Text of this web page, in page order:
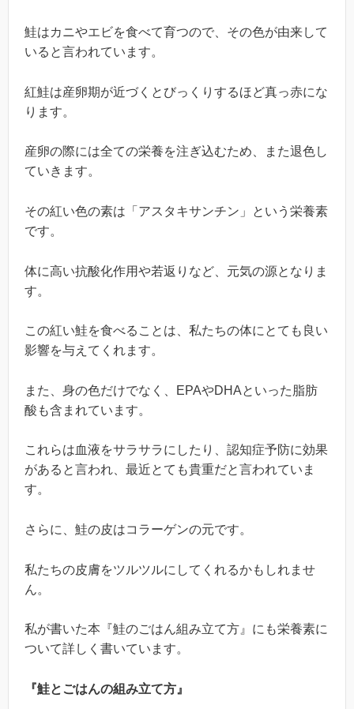
鮭はカニやエビを食べて育つので、その色が由来して
いると言われています。
紅鮭は産卵期が近づくとびっくりするほど真っ赤にな
ります。
産卵の際には全ての栄養を注ぎ込むため、また退色し
ていきます。
その紅い色の素は「アスタキサンチン」という栄養素
です。
体に高い抗酸化作用や若返りなど、元気の源となりま
す。
この紅い鮭を食べることは、私たちの体にとても良い
影響を与えてくれます。
また、身の色だけでなく、EPAやDHAといった脂肪
酸も含まれています。
これらは血液をサラサラにしたり、認知症予防に効果
があると言われ、最近とても貴重だと言われていま
す。
さらに、鮭の皮はコラーゲンの元です。
私たちの皮膚をツルツルにしてくれるかもしれませ
ん。
私が書いた本『鮭のごはん組み立て方』にも栄養素に
ついて詳しく書いています。
『鮭とごはんの組み立て方』